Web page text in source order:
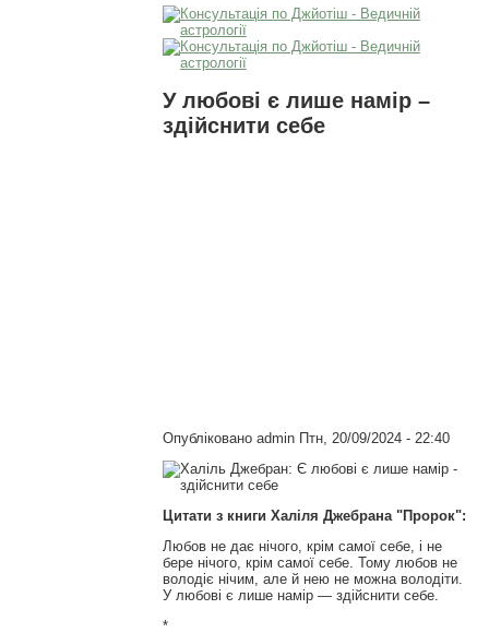
У любові є лише намір –
здійснити себе
Опубліковано adminПтн, 20/09/2024 - 22:40
Цитати з книги Халіля Джебрана "Пророк":
Любов не дає нічого, крім самої себе, і не
бере нічого, крім самої себе. Тому любов не
володіє нічим, але й нею не можна володіти.
У любові є лише намір — здійснити себе.
*